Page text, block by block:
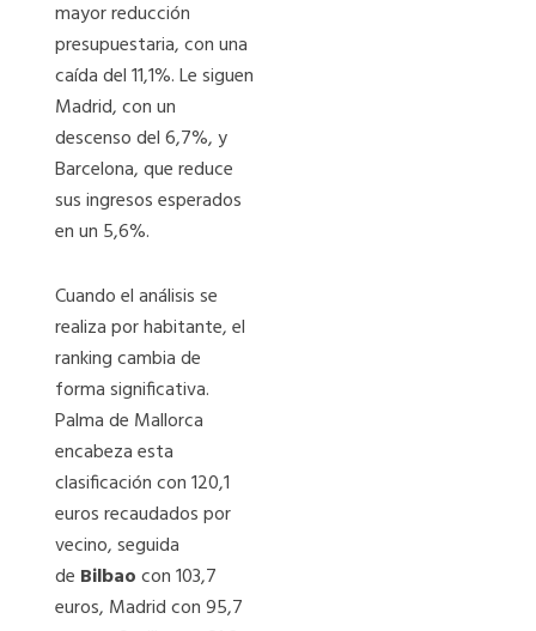
mayor reducción
presupuestaria, con una
caída del 11,1%. Le siguen
Madrid, con un
descenso del 6,7%, y
Barcelona, que reduce
sus ingresos esperados
en un 5,6%.
Cuando el análisis se
realiza por habitante, el
ranking cambia de
forma significativa.
Palma de Mallorca
encabeza esta
clasificación con 120,1
euros recaudados por
vecino, seguida
de Bilbaocon 103,7
euros, Madrid con 95,7